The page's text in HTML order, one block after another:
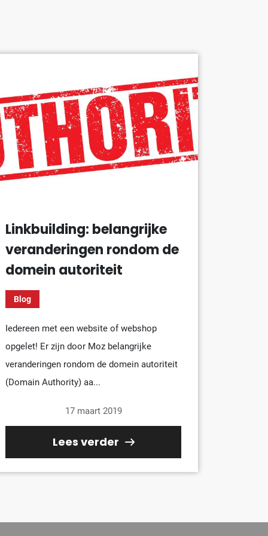
Linkbuilding: belangrijke
veranderingen rondom de
domein autoriteit
Blog
Iedereen met een website of webshop
opgelet! Er zijn door Moz belangrijke
veranderingen rondom de domein autoriteit
(Domain Authority) aa...
Lees verder
17 maart 2019